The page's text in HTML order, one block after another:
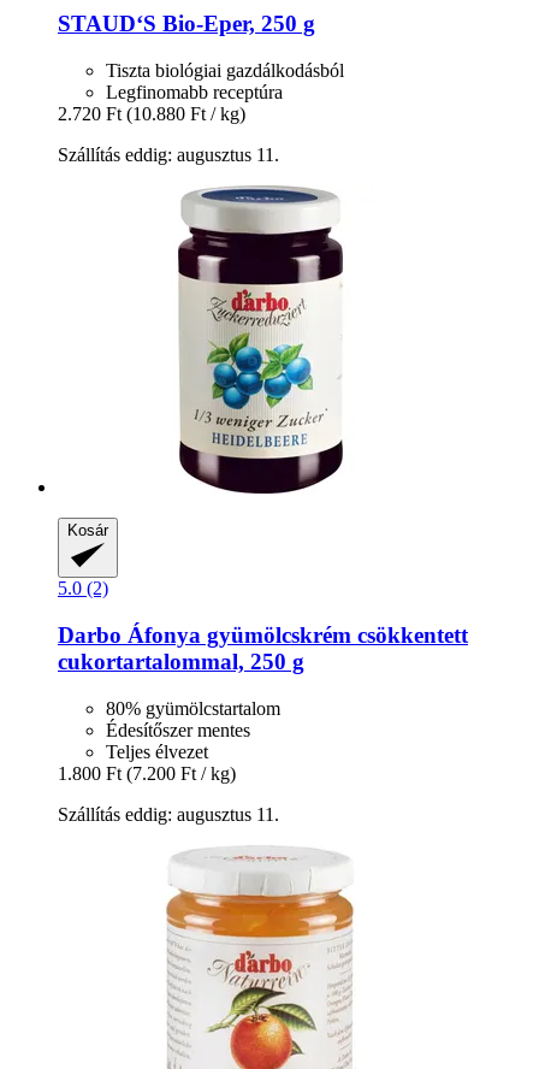
STAUD‘S Bio-​Eper, 250 g
Tiszta biológiai gazdálkodásból
Legfinomabb receptúra
2.720 Ft (10.880 Ft / kg)
Szállítás eddig: augusztus 11.
Kosár
5.0 (2)
Darbo Áfonya gyümölcskrém csökkentett
cukortartalommal, 250 g
80% gyümölcstartalom
Édesítőszer mentes
Teljes élvezet
1.800 Ft (7.200 Ft / kg)
Szállítás eddig: augusztus 11.